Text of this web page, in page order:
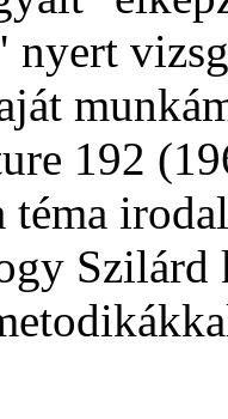
192
téma
Szilárd